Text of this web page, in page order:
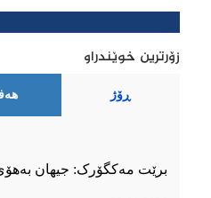
زۆرترین خوێندراو
ڕۆژ
برێت مەکگۆرک: جیهان